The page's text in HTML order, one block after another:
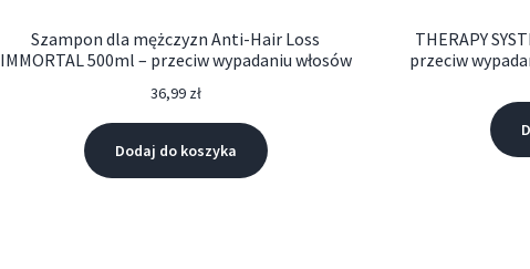
Szampon dla mężczyzn Anti-Hair Loss
IMMORTAL 500ml – przeciw wypadaniu włosów
36,99 zł
Dodaj do koszyka
THERAPY
przeciw